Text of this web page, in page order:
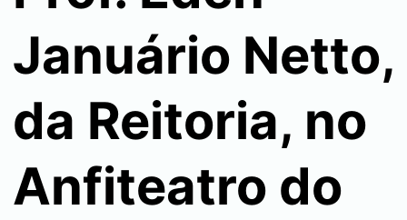
Januário Netto,
da Reitoria, no
Anfiteatro do